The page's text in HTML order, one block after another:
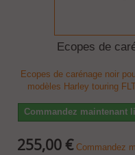
Ecopes de
Ecopes de carénage noir
modèles Harley touring
Commandez maintenant
255,00 € Commandez